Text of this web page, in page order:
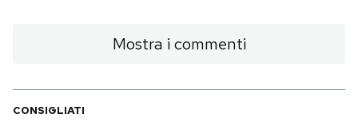
Mostra i commenti
CONSIGLIATI